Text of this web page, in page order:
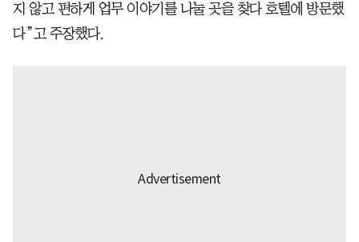
지 않고 편하게 업무 이야기를 나눌 곳을 찾다 호텔에 방문했
다”고 주장했다.